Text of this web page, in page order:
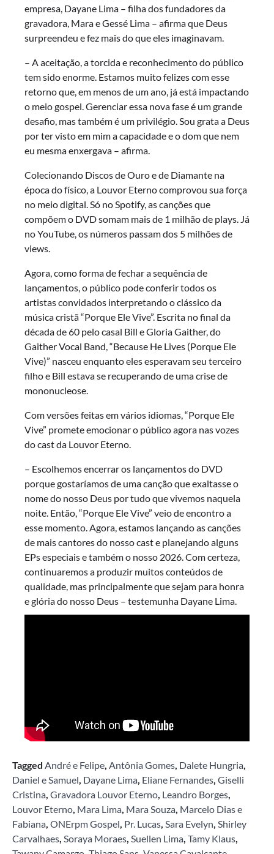
empresa, Dayane Lima – filha dos fundadores da
gravadora, Mara e Gessé Lima – afirma que Deus
surpreendeu e fez mais do que eles imaginavam.
– A aceitação, a torcida e reconhecimento do público
tem sido enorme. Estamos muito felizes com esse
retorno que, em menos de um ano, já está impactando
o meio gospel. Gerenciar essa nova fase é um grande
desafio, mas também é um privilégio. Sou grata a Deus
por ter visto em mim a capacidade e o dom que nem
eu mesma enxergava – afirma.
Colecionando Discos de Ouro e de Diamante na
época do físico, a Louvor Eterno comprovou sua força
no meio digital. Só no Spotify, as canções que
compõem o DVD somam mais de 1 milhão de plays. Já
no YouTube, os números passam dos 5 milhões de
views.
Agora, como forma de fechar a sequência de
lançamentos, o público pode conferir todos os
artistas convidados interpretando o clássico da
música cristã “Porque Ele Vive”. Escrita no final da
década de 60 pelo casal Bill e Gloria Gaither, do
Gaither Vocal Band, “Because He Lives (Porque Ele
Vive)” nasceu enquanto eles esperavam seu terceiro
filho e Bill estava se recuperando de uma crise de
mononucleose.
Com versões feitas em vários idiomas, “Porque Ele
Vive” promete emocionar o público agora nas vozes
do cast da Louvor Eterno.
– Escolhemos encerrar os lançamentos do DVD
porque gostaríamos de uma canção que exaltasse o
nome do nosso Deus por tudo que vivemos naquela
noite. Então, “Porque Ele Vive” veio de encontro a
esse momento. Agora, estamos lançando as canções
de mais cantores do nosso cast e planejando alguns
EPs especiais e também o nosso 2026. Com certeza,
continuaremos a produzir muitos conteúdos de
qualidade, mas principalmente que sejam para honra
e glória do nosso Deus – testemunha Dayane Lima.
Tagged André e Felipe, Antônia Gomes, Dalete Hungria,
Daniel e Samuel, Dayane Lima, Eliane Fernandes, Giselli
Cristina, Gravadora Louvor Eterno, Leandro Borges,
Louvor Eterno, Mara Lima, Mara Souza, Marcelo Dias e
Fabiana, ONErpm Gospel, Pr. Lucas, Sara Evelyn, Shirley
Carvalhaes, Soraya Moraes, Suellen Lima, Tamy Klaus,